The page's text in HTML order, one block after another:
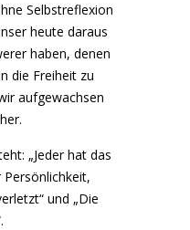
Selbstreflexion
heute daraus
haben, denen
die Freiheit zu
aufgewachsen
„Jeder hat das
und „Die